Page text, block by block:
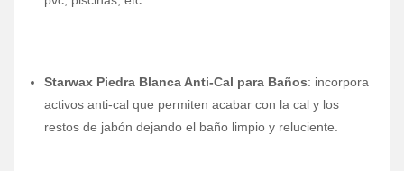
Starwax Piedra Blanca Anti-Cal para Baños: incorpora
activos anti-cal que permiten acabar con la cal y los
restos de jabón dejando el baño limpio y reluciente.